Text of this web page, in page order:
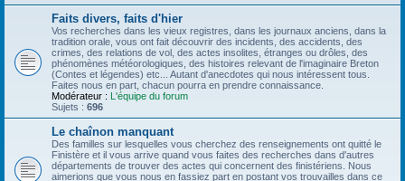
Faits divers, faits d'hier
Vos recherches dans les vieux registres, dans les journaux anciens, dans la
tradition orale, vous ont fait découvrir des incidents, des accidents, des
crimes, des relations de vol, des actes insolites, étranges ou drôles, des
phénomènes météorologiques, des histoires relevant de l'imaginaire Breton
(Contes et légendes) etc... Autant d'anecdotes qui nous intéressent tous.
Faites nous en part, chacun pourra en prendre connaissance.
Modérateur : L'équipe du forum
Sujets : 696
Le chaînon manquant
Des familles sur lesquelles vous cherchez des renseignements ont quitté le
Finistère et il vous arrive quand vous faites des recherches dans d'autres
départements de trouver des actes qui concernent des finistériens. Nous
aimerions que vous nous en fassiez part en postant vos trouvailles dans ce